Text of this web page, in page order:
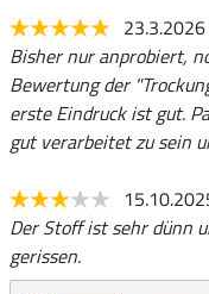
23.3.2026
Bisher nur anprobiert,
Bewertung der
erste Eindruck ist gut.
gut verarbeitet zu sein
Der Stoff ist sehr dünn
gerissen.